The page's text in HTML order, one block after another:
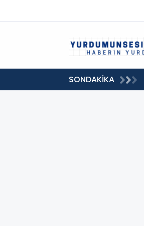
SONDAKİKA
milyon 549 bin 594 TL. bağış